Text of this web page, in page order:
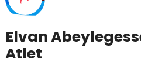
Elvan
Atlet